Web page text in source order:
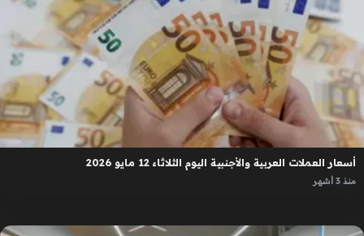
أسعار العملات العربية والأجنبية اليوم الثلاثاء 12 مايو 2026
منذ 3 أشهر